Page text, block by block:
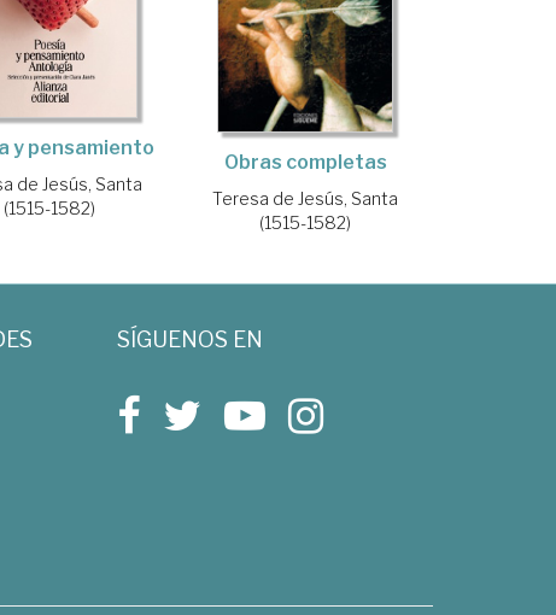
y pensamiento
de Jesús, Santa
(1515-1582)
Obras completas
Teresa de Jesús, Santa
(1515-1582)
SÍGUENOS EN